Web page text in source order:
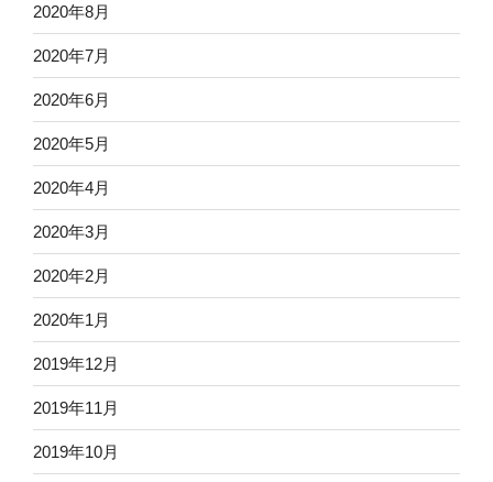
2020年8月
2020年7月
2020年6月
2020年5月
2020年4月
2020年3月
2020年2月
2020年1月
2019年12月
2019年11月
2019年10月